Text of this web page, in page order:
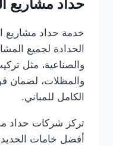
حداد مشاريع
خدمة حداد مشاريع
الحدادة لجميع
والصناعية، مثل
والمظلات، لضمان
الكامل للمباني.
تركز شركات حداد
أفضل خامات